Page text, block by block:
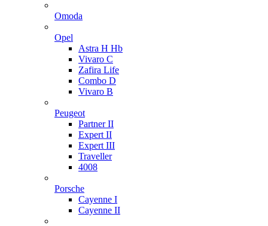
Omoda
Opel
Astra H Hb
Vivaro C
Zafira Life
Combo D
Vivaro B
Peugeot
Partner II
Expert II
Expert III
Traveller
4008
Porsche
Cayenne I
Cayenne II